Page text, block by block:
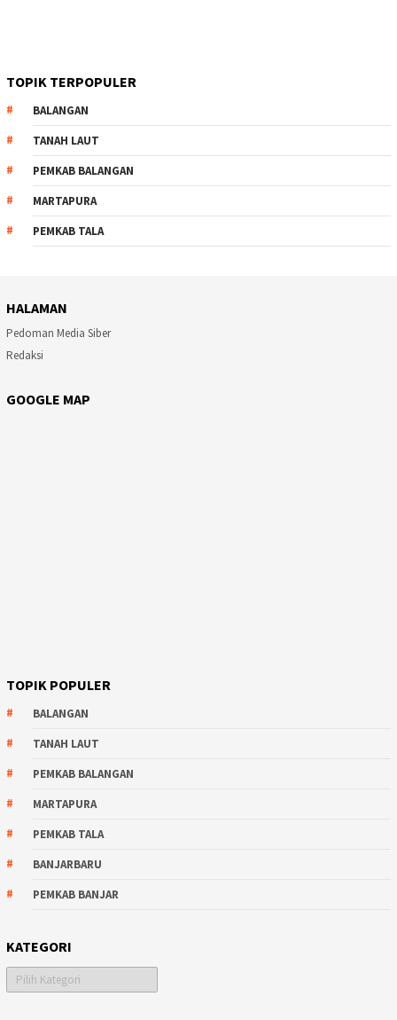
TOPIK TERPOPULER
BALANGAN
TANAH LAUT
PEMKAB BALANGAN
MARTAPURA
PEMKAB TALA
HALAMAN
Pedoman Media Siber
Redaksi
GOOGLE MAP
TOPIK POPULER
BALANGAN
TANAH LAUT
PEMKAB BALANGAN
MARTAPURA
PEMKAB TALA
BANJARBARU
PEMKAB BANJAR
KATEGORI
Kategori